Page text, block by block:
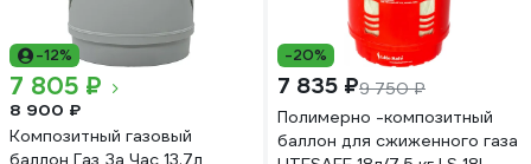
-12%
7 805 ₽
8 900 ₽
Композитный газовый
баллон Газ За Час 13.7л
-20%
7 835 ₽9 750 ₽
Полимерно -композитный
баллон для сжиженного газа